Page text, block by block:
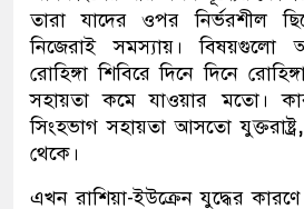
তারা যাদের ওপর নির্ভরশীল
নিজেরাই সমস্যায়। বিষয়গুলো
রোহিঙ্গা শিবিরে দিনে দিনে
সহায়তা কমে যাওয়ার মতো।
সিংহভাগ সহায়তা আসতো যুক্তরাষ্ট্র
থেকে।
এখন রাশিয়া-ইউক্রেন যুদ্ধের